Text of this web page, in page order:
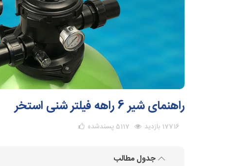
راهنمای شیر 6 راهه فیلتر شنی استخر
17716 بازدید 5117 پسندشده
جدول مطالب